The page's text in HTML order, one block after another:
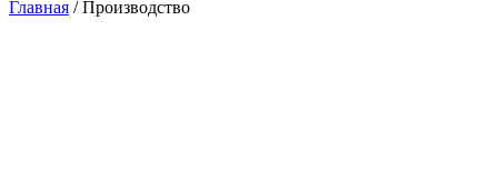
Главная /Производство